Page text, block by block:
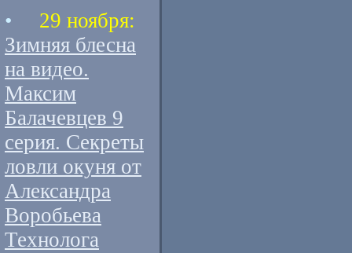
• 29 ноября:
Зимняя блесна
на видео.
Максим
Балачевцев 9
серия. Секреты
ловли окуня от
Александра
Воробьева
Технолога